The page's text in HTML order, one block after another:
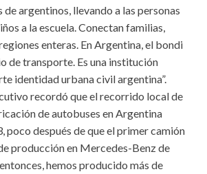
de argentinos, llevando a las personas
a la escuela. Conectan familias,
enteras. En Argentina, el bondi
de transporte. Es una institución
identidad urbana civil argentina”.
recordó que el recorrido local de
de autobuses en Argentina
poco después de que el primer camión
producción en Mercedes-Benz de
hemos producido más de